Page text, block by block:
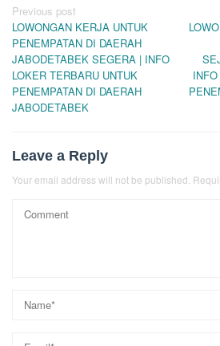
Post
navigation
Previous post
LOWONGAN KERJA UNTUK
PENEMPATAN DI DAERAH
JABODETABEK SEGERA | INFO
LOKER TERBARU UNTUK
PENEMPATAN DI DAERAH
JABODETABEK
Leave a Reply
Your email address will not be published.